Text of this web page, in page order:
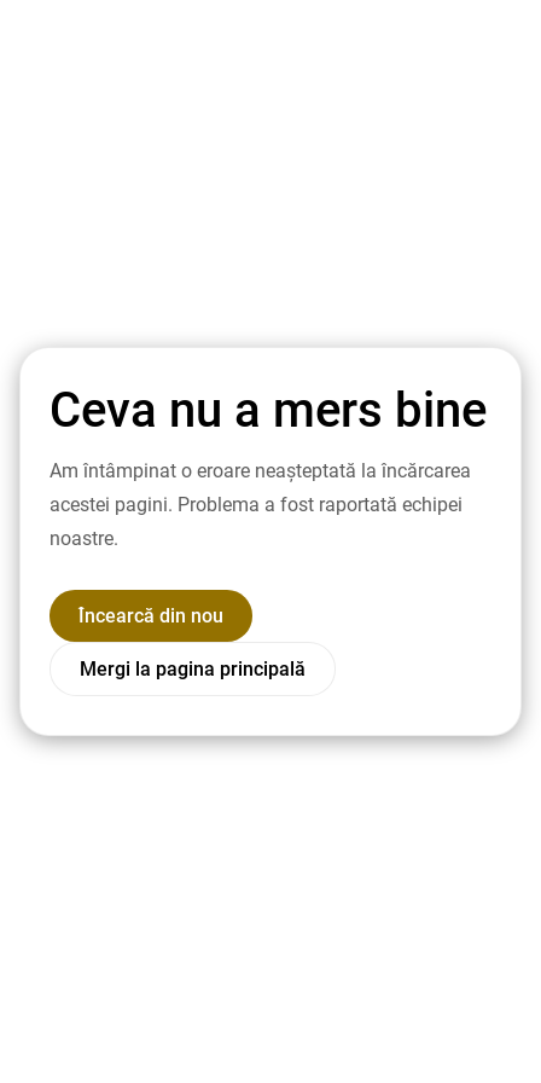
Ceva nu a mers bine
Am întâmpinat o eroare neașteptată la încărcarea
acestei pagini. Problema a fost raportată echipei
noastre.
Încearcă din nou
Mergi la pagina principală